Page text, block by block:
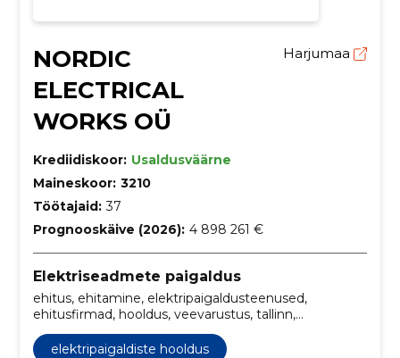
NORDIC
ELECTRICAL
WORKS OÜ
Harjumaa
Krediidiskoor: Usaldusväärne
Maineskoor: 3210
Töötajaid: 37
Prognooskäive (2026): 4 898 261 €
Elektriseadmete paigaldus
ehitus, ehitamine, elektripaigaldusteenused,
ehitusfirmad, hooldus, veevarustus, tallinn,
renoveerimine, Kanalisatsioon, Veevarustus ja
kanalisatsioon
elektripaigaldiste hooldus